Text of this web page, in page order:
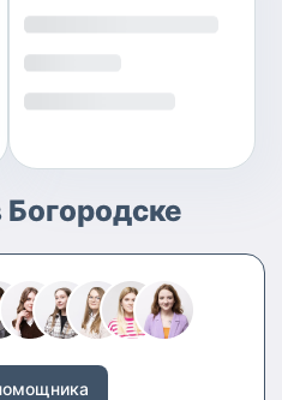
Богородске